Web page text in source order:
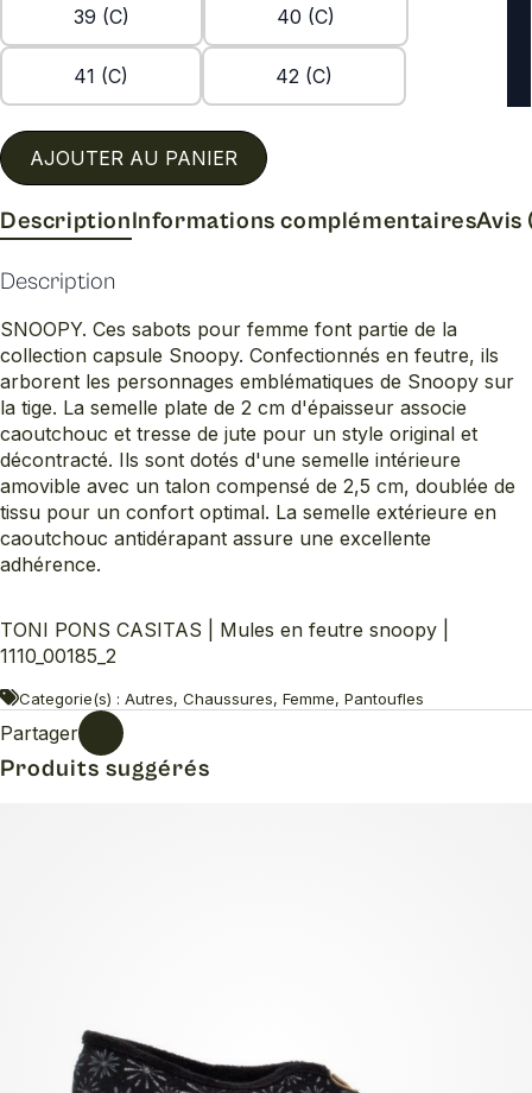
39 (C) 40 (C)
41 (C) 42 (C)
AJOUTER AU PANIER
DescriptionInformations complémentairesAvis
Description
SNOOPY. Ces sabots pour femme font partie de la
collection capsule Snoopy. Confectionnés en feutre, ils
arborent les personnages emblématiques de Snoopy sur
la tige. La semelle plate de 2 cm d'épaisseur associe
caoutchouc et tresse de jute pour un style original et
décontracté. Ils sont dotés d'une semelle intérieure
amovible avec un talon compensé de 2,5 cm, doublée de
tissu pour un confort optimal. La semelle extérieure en
caoutchouc antidérapant assure une excellente
adhérence.
TONI PONS CASITAS | Mules en feutre snoopy |
1110_00185_2
Categorie(s) : Autres, Chaussures, Femme, Pantoufles
Partager
Produits suggérés